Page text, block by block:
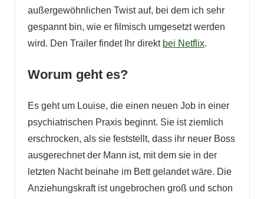
außergewöhnlichen Twist auf, bei dem ich sehr
gespannt bin, wie er filmisch umgesetzt werden
wird. Den Trailer findet Ihr direkt bei Netflix.
Worum geht es?
Es geht um Louise, die einen neuen Job in einer
psychiatrischen Praxis beginnt. Sie ist ziemlich
erschrocken, als sie feststellt, dass ihr neuer Boss
ausgerechnet der Mann ist, mit dem sie in der
letzten Nacht beinahe im Bett gelandet wäre. Die
Anziehungskraft ist ungebrochen groß und schon